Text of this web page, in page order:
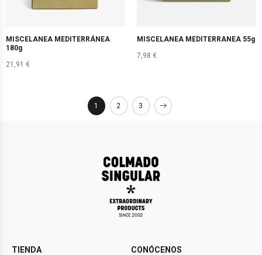
MISCELANEA MEDITERRÁNEA
180g
21,91 €
MISCELANEA MEDITERRANEA 55g
7,98 €
1 2 3
TIENDA CONÓCENOS